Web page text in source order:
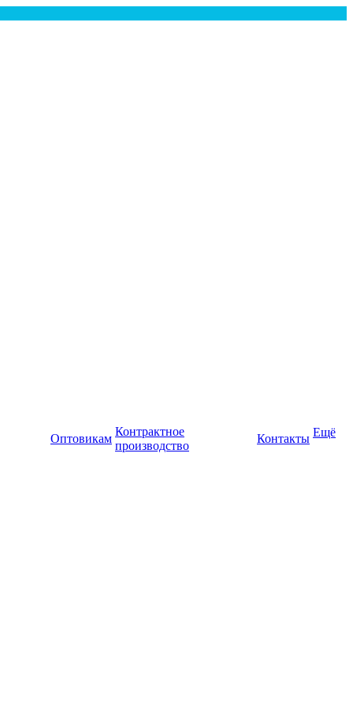
Оптовикам
Контрактное
производство
Контакты Ещё